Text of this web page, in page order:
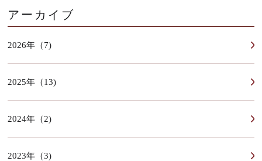
アーカイブ
2026年（7)
2025年（13)
2024年（2)
2023年（3)